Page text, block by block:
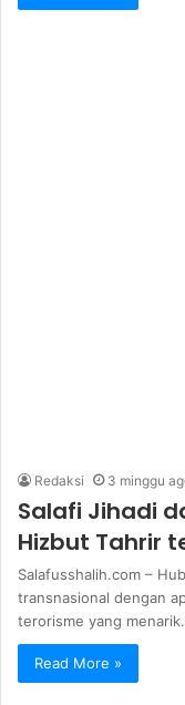
Redaksi 3 minggu
Salafi Jihadi
Hizbut Tahrir
Salafusshalih.com –
transnasional dengan
terorisme yang
Read More »